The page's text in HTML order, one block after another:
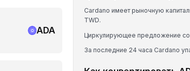
ADA
Cardano имеет рыночную
TWD.
Циркулирующее предложение
За последние 24 часа Cardano